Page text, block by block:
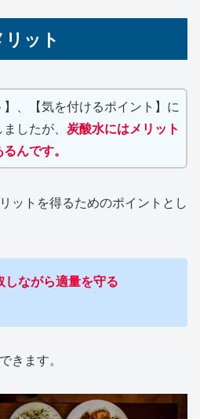
ット
】、【気を付けるポイント】に
したが、 炭酸水にはメリット
んです。
ットを得るためのポイントとし
しながら適量を守る
きます。